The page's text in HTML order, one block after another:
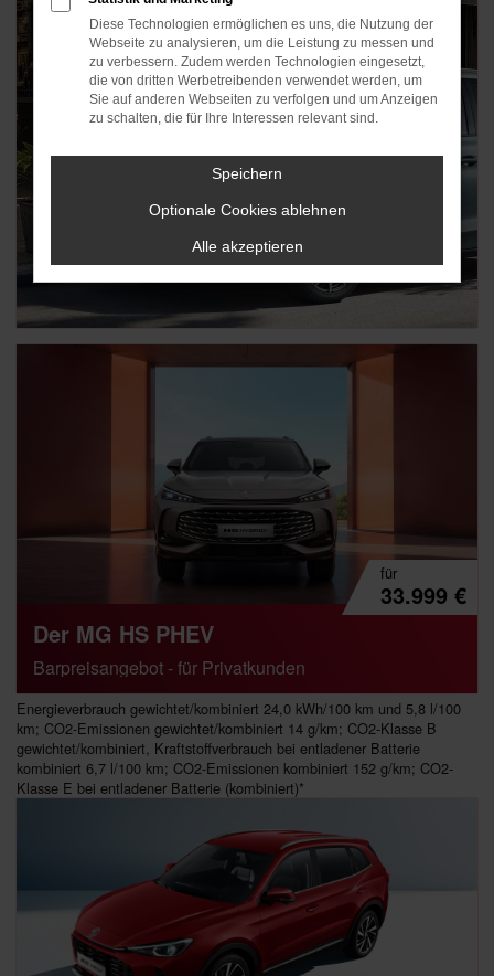
112,-€
monatlich
Stromverbrauch (kombiniert): 15,5 kWh/100 km; CO₂-Emissionen
für
33.999 €
Der MG HS PHEV
Barpreisangebot - für Privatkunden
Energieverbrauch gewichtet/kombiniert 24,0 kWh/100 km und 5,8 l/100
km; CO2-Emissionen gewichtet/kombiniert 14 g/km; CO2-Klasse B
gewichtet/kombiniert, Kraftstoffverbrauch bei entladener Batterie
kombiniert 6,7 l/100 km; CO2-Emissionen kombiniert 152 g/km; CO2-
Klasse E bei entladener Batterie (kombiniert)*
Diese Technologien ermöglichen es uns, die Nutzung der
Webseite zu analysieren, um die Leistung zu messen und
zu verbessern. Zudem werden Technologien eingesetzt,
die von dritten Werbetreibenden verwendet werden, um
Sie auf anderen Webseiten zu verfolgen und um Anzeigen
zu schalten, die für Ihre Interessen relevant sind.
Speichern
Optionale Cookies ablehnen
Alle akzeptieren